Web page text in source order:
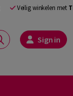
Veilig winkelen met
Sign in